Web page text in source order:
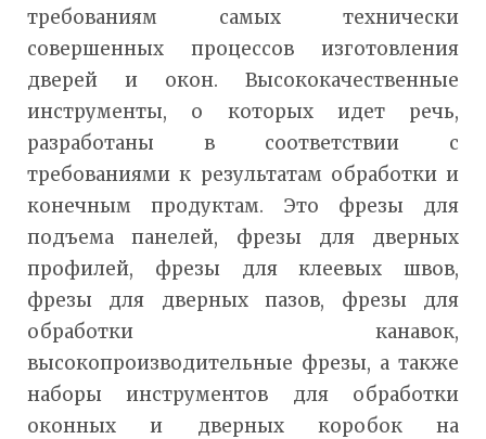
требованиям самых технически
совершенных процессов изготовления
дверей и окон. Высококачественные
инструменты, о которых идет речь,
разработаны в соответствии с
требованиями к результатам обработки и
конечным продуктам. Это фрезы для
подъема панелей, фрезы для дверных
профилей, фрезы для клеевых швов,
фрезы для дверных пазов, фрезы для
обработки канавок,
высокопроизводительные фрезы, а также
наборы инструментов для обработки
оконных и дверных коробок на